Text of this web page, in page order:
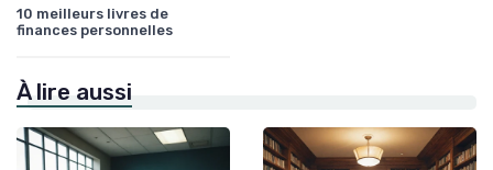
10 meilleurs livres de
finances personnelles
À lire aussi